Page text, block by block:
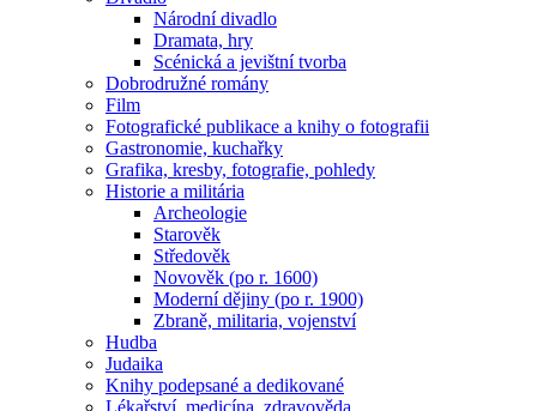
Národní divadlo
Dramata, hry
Scénická a jevištní tvorba
Dobrodružné romány
Film
Fotografické publikace a knihy o fotografii
Gastronomie, kuchařky
Grafika, kresby, fotografie, pohledy
Historie a militária
Archeologie
Starověk
Středověk
Novověk (po r. 1600)
Moderní dějiny (po r. 1900)
Zbraně, militaria, vojenství
Hudba
Judaika
Knihy podepsané a dedikované
Lékařství, medicína, zdravověda